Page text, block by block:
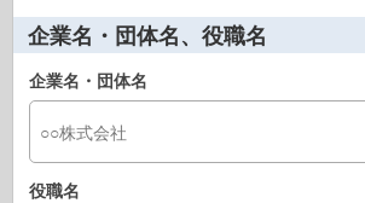
企業名・団体名、役職名
企業名・団体名
役職名